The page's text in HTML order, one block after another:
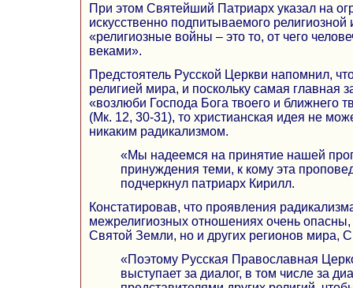
При этом Святейший Патриарх указал на
искусственно подпитываемого религиозной
«религиозные войны – это то, от чего
веками».
Предстоятель Русской Церкви напомнил,
религией мира, и поскольку самая главная
«возлюби Господа Бога твоего и ближнего
(Мк. 12, 30-31), то христианская идея не
никаким радикализмом.
«Мы надеемся на принятие нашей
принуждения теми, к кому эта
подчеркнул патриарх Кирилл.
Констатировав, что проявления
межрелигиозных отношениях очень опасны,
Святой Земли, но и других регионов мира,
«Поэтому Русская Православная
выступает за диалог, в том числе за